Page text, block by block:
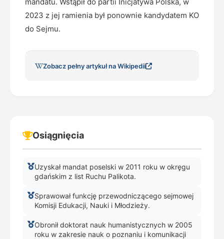
2023 z jej ramienia był ponownie kandydatem KO
do Sejmu.
Zobacz pełny artykuł na Wikipedii
Osiągnięcia
Uzyskał mandat poselski w 2011 roku w okręgu
gdańskim z list Ruchu Palikota.
Sprawował funkcję przewodniczącego sejmowej
Komisji Edukacji, Nauki i Młodzieży.
Obronił doktorat nauk humanistycznych w 2005
roku w zakresie nauk o poznaniu i komunikacji